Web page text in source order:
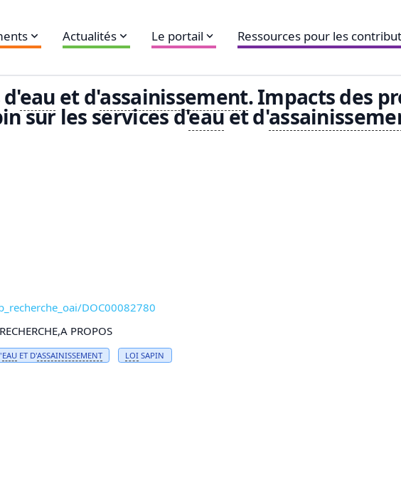
Actualités Le portail Ressources pour les
eau et d'assainissement. Impacts des
sur les services d'eauet d'
DOC00082780
PROPOS
EAUET D'ASSAINISSEMENT LOI SAPIN